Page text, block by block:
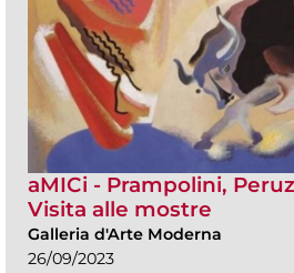
aMICi - Prampolini,
Visita alle mostre
Galleria d'Arte Moderna
26/09/2023